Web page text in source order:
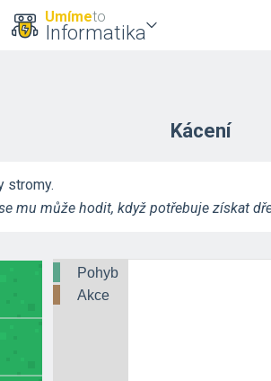
Umímeto
Informatika
Kácení
stromy.
mu může hodit, když potřebuje získat
Pohyb
Akce